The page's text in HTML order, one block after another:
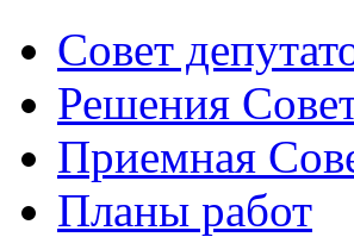
Совет
Решения
Приемная
Планы работ